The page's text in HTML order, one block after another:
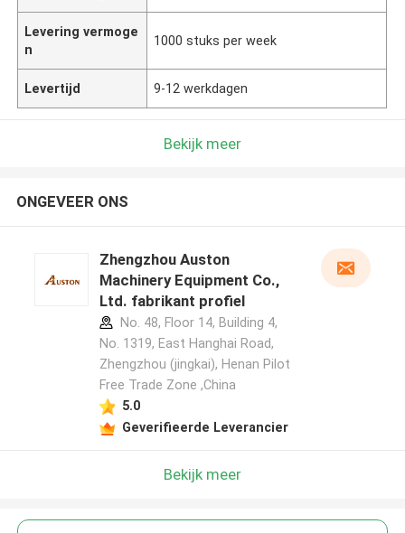
Levering vermoge
n
1000 stuks per week
Levertijd 9-12 werkdagen
Bekijk meer
ONGEVEER ONS
Zhengzhou Auston
Machinery Equipment Co.,
Ltd. fabrikant profiel
No. 48, Floor 14, Building 4,
No. 1319, East Hanghai Road,
Zhengzhou (jingkai), Henan Pilot
Free Trade Zone ,China
5.0
Geverifieerde Leverancier
Bekijk meer